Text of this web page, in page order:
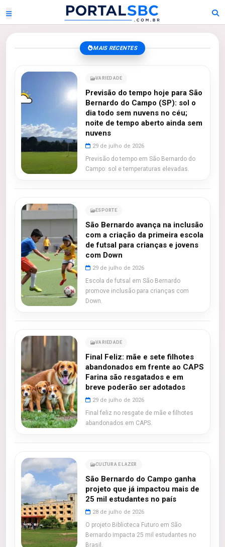
MAIS RECENTES
VARIEDADE
Previsão do tempo hoje para São
Bernardo do Campo (SP): sol o
dia todo sem nuvens no céu;
noite de tempo aberto ainda sem
nuvens
29 de julho de 2026
Previsão do tempo em São Bernardo do
Campo: sol e temperaturas elevadas.
ESPORTE
São Bernardo avança na inclusão
com a criação da primeira escola
de futsal para crianças e jovens
com Down
29 de julho de 2026
Escola de futsal em São Bernardo
promove inclusão para crianças com
Down.
VARIEDADE
Final Feliz: mãe e sete filhotes
abandonados em frente ao CAPS
Farina são resgatados e em
breve poderão ser adotados
29 de julho de 2026
Final feliz no resgate de mãe e filhotes
abandonados em CAPS.
CULTURA E LAZER
São Bernardo do Campo ganha
projeto que já impactou mais de
25 mil estudantes no país
28 de julho de 2026
O projeto Biblioteca Futuro em São
Bernardo impacta 25 mil estudantes no
Brasil.